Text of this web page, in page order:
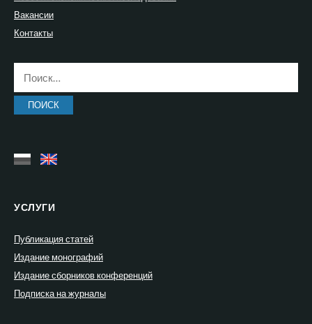
Вакансии
Контакты
УСЛУГИ
Публикация статей
Издание монографий
Издание сборников конференций
Подписка на журналы